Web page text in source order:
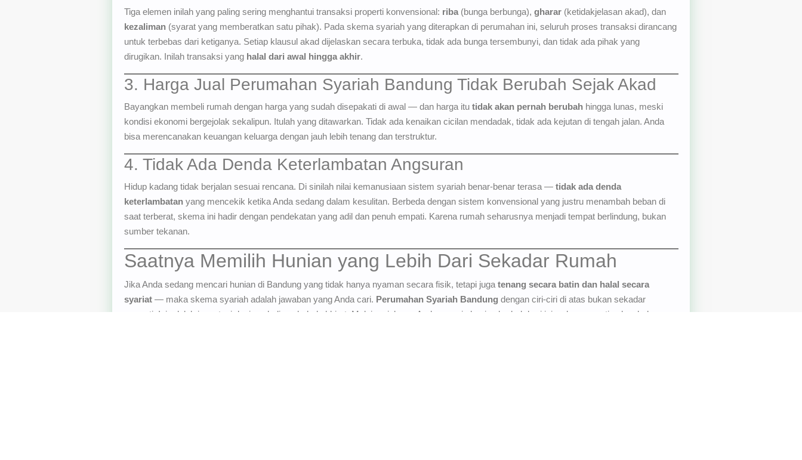
Tiga elemen inilah yang paling sering menghantui transaksi properti konvensional: riba(bunga berbunga), gharar(ketidakjelasan akad), dan
kezaliman(syarat yang memberatkan satu pihak). Pada skema syariah yang diterapkan di perumahan ini, seluruh proses transaksi dirancang
untuk terbebas dari ketiganya. Setiap klausul akad dijelaskan secara terbuka, tidak ada bunga tersembunyi, dan tidak ada pihak yang
dirugikan. Inilah transaksi yang halal dari awal hingga akhir.
3. Harga Jual Perumahan Syariah Bandung Tidak Berubah Sejak Akad
Bayangkan membeli rumah dengan harga yang sudah disepakati di awal — dan harga itu tidak akan pernah berubahhingga lunas, meski
kondisi ekonomi bergejolak sekalipun. Itulah yang ditawarkan. Tidak ada kenaikan cicilan mendadak, tidak ada kejutan di tengah jalan. Anda
bisa merencanakan keuangan keluarga dengan jauh lebih tenang dan terstruktur.
4. Tidak Ada Denda Keterlambatan Angsuran
Hidup kadang tidak berjalan sesuai rencana. Di sinilah nilai kemanusiaan sistem syariah benar-benar terasa — tidak ada denda
keterlambatanyang mencekik ketika Anda sedang dalam kesulitan. Berbeda dengan sistem konvensional yang justru menambah beban di
saat terberat, skema ini hadir dengan pendekatan yang adil dan penuh empati. Karena rumah seharusnya menjadi tempat berlindung, bukan
sumber tekanan.
Saatnya Memilih Hunian yang Lebih Dari Sekadar Rumah
Jika Anda sedang mencari hunian di Bandung yang tidak hanya nyaman secara fisik, tetapi juga tenang secara batin dan halal secara
syariat— maka skema syariah adalah jawaban yang Anda cari. Perumahan Syariah Bandung dengan ciri-ciri di atas bukan sekadar
properti. Ini adalah investasi dunia sekaligus bekal akhirat. Mulai perjalanan Anda menuju hunian berkah hari ini — karena setiap langkah